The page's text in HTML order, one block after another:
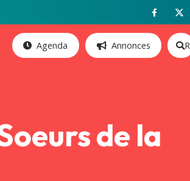
Agenda Annonces
de la